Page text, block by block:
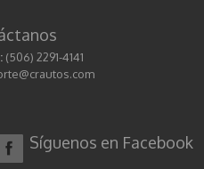
(506) 2291-4141
Síguenos en Facebook